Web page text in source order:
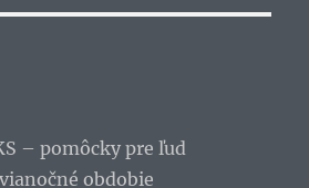
– pomôcky pre ľud
obdobie